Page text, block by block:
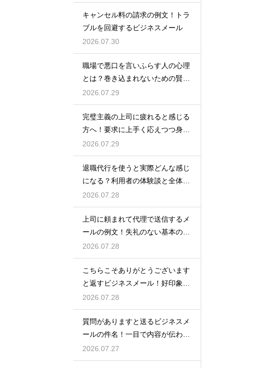
キャンセル料の請求の例文！トラ
ブルを回避するビジネスメール
2026.07.30
職場で悪口を言いふらす人の心理
とは？巻き込まれないための賢い
対処法
2026.07.29
完璧主義の上司に疲れると感じる
方へ！要求に上手く応えつつ身を
守る方法
2026.07.29
退職代行を使うと実際どんな感じ
になる？利用者の体験談と全体の
流れ
2026.07.28
上司に頼まれて代理で送信するメ
ールの例文！失礼のない基本の書
き方
2026.07.28
こちらこそありがとうございます
と返すビジネスメール！好印象な
例文
2026.07.28
質問がありますと送るビジネスメ
ールの件名！一目で内容が伝わる
書き方
2026.07.27